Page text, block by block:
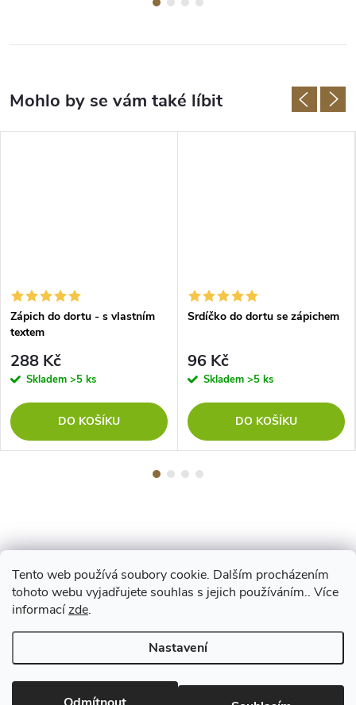
Tento web používá soubory cookie. Dalším procházením
tohoto webu vyjadřujete souhlas s jejich používáním.. Více
informacízde.
Nastavení
Zápich do dortu - s vlastním
textem
288 Kč
Skladem >5 ks
DO KOŠÍKU
Srdíčko do dortu se zápichem
96 Kč
Skladem >5 ks
DO KOŠÍKU
Z
á
pCopyright 2026www.vyrejeme.cz. Všechna práva vyhrazena.Upravit
nastavení cookies